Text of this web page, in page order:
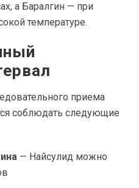
а Баралгин — при
температуре.
приема
соблюдать следующие
— Найсулид можно